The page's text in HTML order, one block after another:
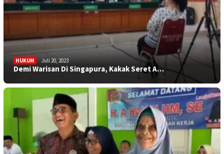
HUKUM Juli 20, 2023
Demi Warisan Di Singapura, Kakak Seret A…